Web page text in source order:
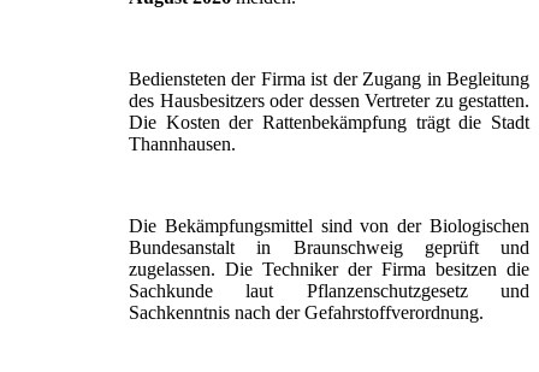
Bediensteten der Firma ist der Zugang in Begleitung
des Hausbesitzers oder dessen Vertreter zu gestatten.
Die Kosten der Rattenbekämpfung trägt die Stadt
Thannhausen.
Die Bekämpfungsmittel sind von der Biologischen
Bundesanstalt in Braunschweig geprüft und
zugelassen. Die Techniker der Firma besitzen die
Sachkunde laut Pflanzenschutzgesetz und
Sachkenntnis nach der Gefahrstoffverordnung.